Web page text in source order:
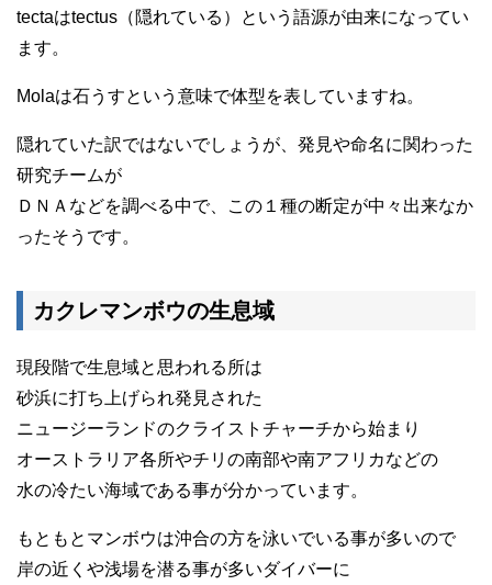
tectaはtectus（隠れている）という語源が由来になってい
ます。
Molaは石うすという意味で体型を表していますね。
隠れていた訳ではないでしょうが、発見や命名に関わった
研究チームが
ＤＮＡなどを調べる中で、この１種の断定が中々出来なか
ったそうです。
カクレマンボウの生息域
現段階で生息域と思われる所は
砂浜に打ち上げられ発見された
ニュージーランドのクライストチャーチから始まり
オーストラリア各所やチリの南部や南アフリカなどの
水の冷たい海域である事が分かっています。
もともとマンボウは沖合の方を泳いでいる事が多いので
岸の近くや浅場を潜る事が多いダイバーに